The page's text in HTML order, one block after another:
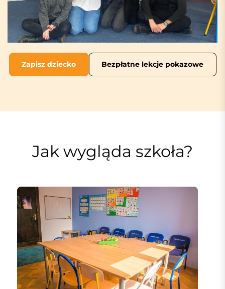
Zapisz dziecko Bezpłatne lekcje pokazowe
Jak wygląda szkoła?